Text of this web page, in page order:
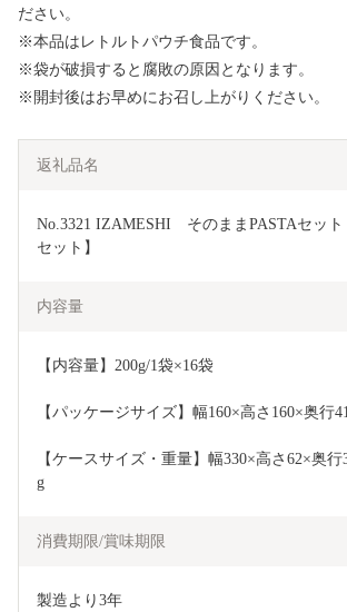
ださい。
※本品はレトルトパウチ食品です。
※袋が破損すると腐敗の原因となります。
※開封後はお早めにお召し上がりください。
返礼品名
No.3321 IZAMESHI　そのままPASTAセッ
セット】
内容量
【内容量】200g/1袋×16袋
【パッケージサイズ】幅160×高さ160×奥行
【ケースサイズ・重量】幅330×高さ62×奥行
g
消費期限/賞味期限
製造より3年